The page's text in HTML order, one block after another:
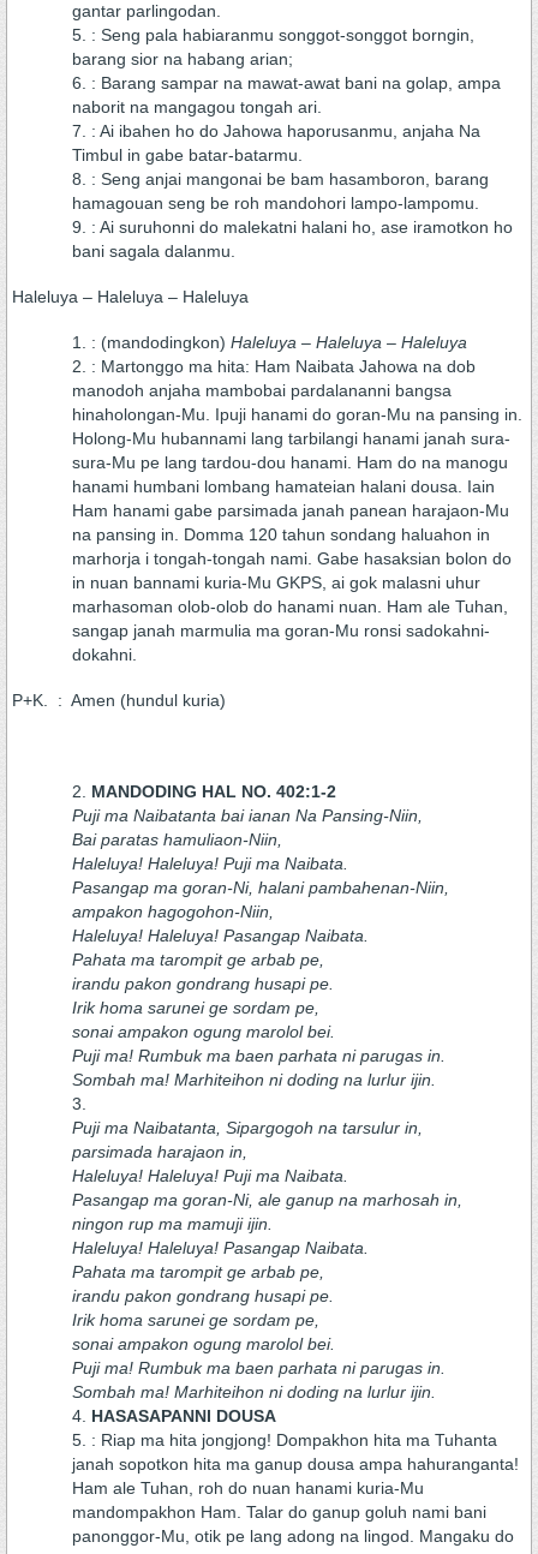
gantar parlingodan.
: Seng pala habiaranmu songgot-songgot borngin,
barang sior na habang arian;
: Barang sampar na mawat-awat bani na golap, ampa
naborit na mangagou tongah ari.
: Ai ibahen ho do Jahowa haporusanmu, anjaha Na
Timbul in gabe batar-batarmu.
: Seng anjai mangonai be bam hasamboron, barang
hamagouan seng be roh mandohori lampo-lampomu.
: Ai suruhonni do malekatni halani ho, ase iramotkon ho
bani sagala dalanmu.
Haleluya – Haleluya – Haleluya
: (mandodingkon) Haleluya – Haleluya – Haleluya
: Martonggo ma hita: Ham Naibata Jahowa na dob
manodoh anjaha mambobai pardalananni bangsa
hinaholongan-Mu. Ipuji hanami do goran-Mu na pansing in.
Holong-Mu hubannami lang tarbilangi hanami janah sura-
sura-Mu pe lang tardou-dou hanami. Ham do na manogu
hanami humbani lombang hamateian halani dousa. Iain
Ham hanami gabe parsimada janah panean harajaon-Mu
na pansing in. Domma 120 tahun sondang haluahon in
marhorja i tongah-tongah nami. Gabe hasaksian bolon do
in nuan bannami kuria-Mu GKPS, ai gok malasni uhur
marhasoman olob-olob do hanami nuan. Ham ale Tuhan,
sangap janah marmulia ma goran-Mu ronsi sadokahni-
dokahni.
P+K. : Amen (hundul kuria)
MANDODING HAL NO. 402:1-2
Puji ma Naibatanta bai ianan Na Pansing-Niin,
Bai paratas hamuliaon-Niin,
Haleluya! Haleluya! Puji ma Naibata.
Pasangap ma goran-Ni, halani pambahenan-Niin,
ampakon hagogohon-Niin,
Haleluya! Haleluya! Pasangap Naibata.
Pahata ma tarompit ge arbab pe,
irandu pakon gondrang husapi pe.
Irik homa sarunei ge sordam pe,
sonai ampakon ogung marolol bei.
Puji ma! Rumbuk ma baen parhata ni parugas in.
Sombah ma! Marhiteihon ni doding na lurlur ijin.
Puji ma Naibatanta, Sipargogoh na tarsulur in,
parsimada harajaon in,
Haleluya! Haleluya! Puji ma Naibata.
Pasangap ma goran-Ni, ale ganup na marhosah in,
ningon rup ma mamuji ijin.
Haleluya! Haleluya! Pasangap Naibata.
Pahata ma tarompit ge arbab pe,
irandu pakon gondrang husapi pe.
Irik homa sarunei ge sordam pe,
sonai ampakon ogung marolol bei.
Puji ma! Rumbuk ma baen parhata ni parugas in.
Sombah ma! Marhiteihon ni doding na lurlur ijin.
HASASAPANNI DOUSA
: Riap ma hita jongjong! Dompakhon hita ma Tuhanta
janah sopotkon hita ma ganup dousa ampa hahuranganta!
Ham ale Tuhan, roh do nuan hanami kuria-Mu
mandompakhon Ham. Talar do ganup goluh nami bani
panonggor-Mu, otik pe lang adong na lingod. Mangaku do